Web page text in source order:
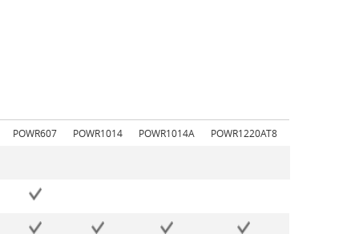
POWR607 POWR1014 POWR1014A POWR1220AT8